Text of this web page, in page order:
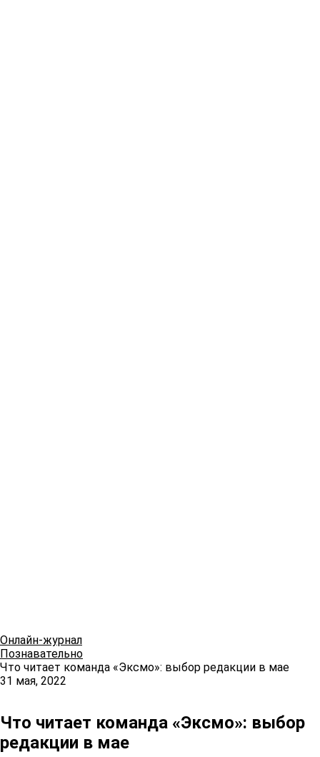
Онлайн-журнал
Познавательно
Что читает команда «Эксмо»: выбор редакции в мае
31 мая, 2022
Что читает команда «Эксмо»: выбор
редакции в мае